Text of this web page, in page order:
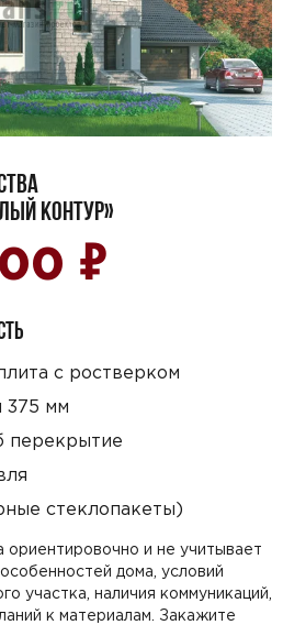
КОНТУР»
₽
с ростверком
375 мм
стеклопакеты)
ориентировочно и не учитывает
дома, условий
участка, наличия коммуникаций,
к материалам. Закажите